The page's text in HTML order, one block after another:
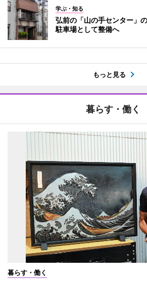
学ぶ・知る
弘前の「山の手センター」
駐車場として整備へ
もっと見る
暮らす・働く
暮らす・働く